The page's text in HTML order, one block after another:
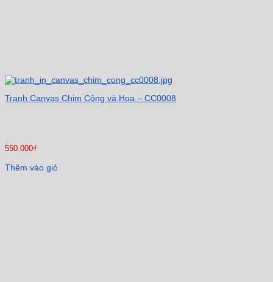
Tranh Canvas Chim Công và Hoa – CC0008
550.000₫
Thêm vào giỏ